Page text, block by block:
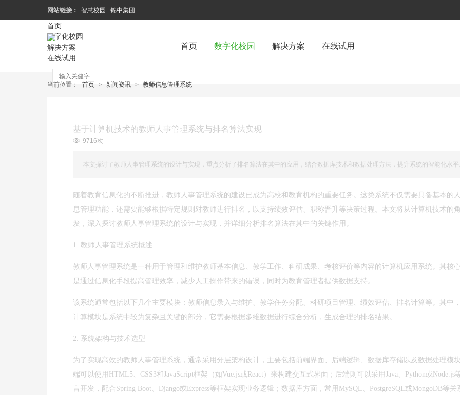
网站链接： 智慧校园 锦中集团
首页 数字化校园 解决方案 在线试用
首页
数字化校园
解决方案
在线试用
当前位置： 首页 > 新闻资讯 > 教师信息管理系统
基于计算机技术的教师人事管理系统与排名算法实现
9716次
本文探讨了教师人事管理系统的设计与实现，重点分析了排名算法在其中的应用，结合数据库技术和数据处理方法，提升系统的智能化水
随着教育信息化的不断推进，教师人事管理系统的建设已成为高校和教育机构的重要任务。这类系统不仅需要具备基本的
息管理功能，还需要能够根据特定规则对教师进行排名，以支持绩效评估、职称晋升等决策过程。本文将从计算机技术的
发，深入探讨教师人事管理系统的设计与实现，并详细分析排名算法在其中的关键作用。
1. 教师人事管理系统概述
教师人事管理系统是一种用于管理和维护教师基本信息、教学工作、科研成果、考核评价等内容的计算机应用系统。其核
是通过信息化手段提高管理效率，减少人工操作带来的错误，同时为教育管理者提供数据支持。
该系统通常包括以下几个主要模块：教师信息录入与维护、教学任务分配、科研项目管理、绩效评估、排名计算等。其中
计算模块是系统中较为复杂且关键的部分，它需要根据多维数据进行综合分析，生成合理的排名结果。
2. 系统架构与技术选型
为了实现高效的教师人事管理系统，通常采用分层架构设计，主要包括前端界面、后端逻辑、数据库存储以及数据处理模
端可以使用HTML5、CSS3和JavaScript框架（如Vue.js或React）来构建交互式界面；后端则可以采用Java、Python或Node.js
言开发，配合Spring Boot、Django或Express等框架实现业务逻辑；数据库方面，常用MySQL、PostgreSQL或MongoDB等关